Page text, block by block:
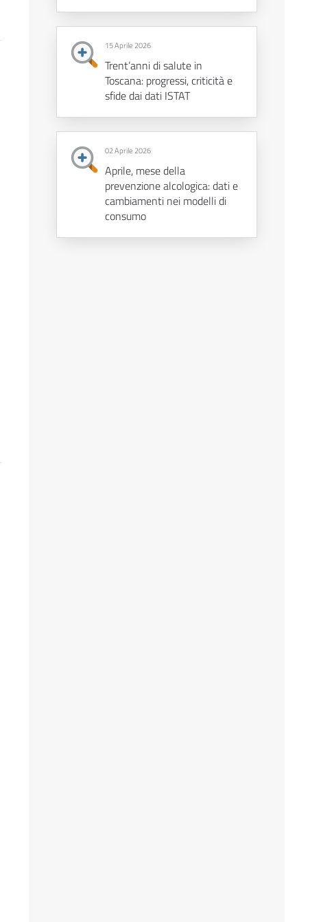
15 Aprile 2026
Trent’anni di salute in
Toscana: progressi, criticità e
sfide dai dati ISTAT
02 Aprile 2026
Aprile, mese della
prevenzione alcologica: dati e
cambiamenti nei modelli di
consumo